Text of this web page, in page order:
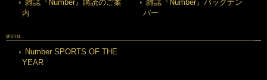
雑誌『Number』購読のご案
内
雑誌『Number』バックナン
バー
SPECIAL
Number SPORTS OF THE
YEAR